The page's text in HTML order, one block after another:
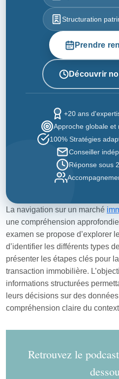
Structuration
Prendre
Découvrir
+20 ans
Approche globale et
100% Stratégies
Conseiller
Réponse sous
La navigation sur un marché
une compréhension
examen se propose d’explorer
d’identifier les différents types
présenter les étapes clés pour
transaction immobilière.
informations structurées
leurs décisions sur des
compréhension claire du
Retrouvez le